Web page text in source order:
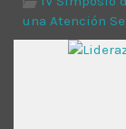
una Atención